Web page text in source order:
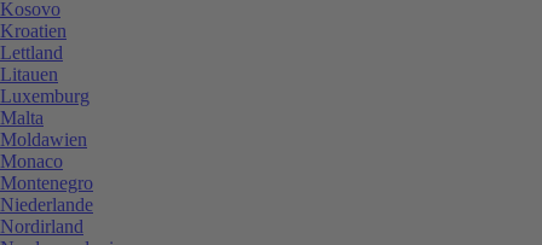
Kosovo
Kroatien
Lettland
Litauen
Luxemburg
Malta
Moldawien
Monaco
Montenegro
Niederlande
Nordirland